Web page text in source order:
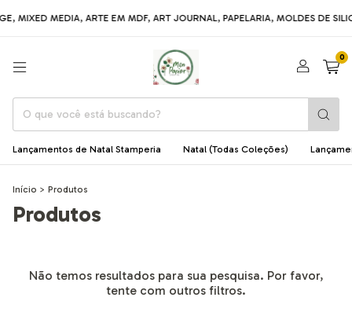
MIXED MEDIA, ARTE EM MDF, ART JOURNAL, PAPELARIA, MOLDES DE
0
Lançamentos de Natal Stamperia Natal (Todas Coleções)
Início > Produtos
Produtos
Não temos resultados para sua pesquisa. Por favor,
tente com outros filtros.